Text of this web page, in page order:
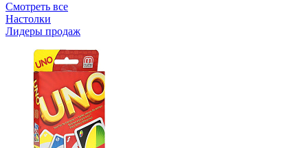
Смотреть все
Настолки
Лидеры продаж